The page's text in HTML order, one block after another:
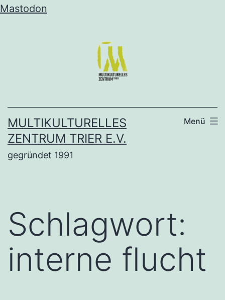
Mastodon
MULTIKULTURELLES
ZENTRUM TRIER E.V.
gegründet 1991
Menü
Schlagwort:
interne flucht